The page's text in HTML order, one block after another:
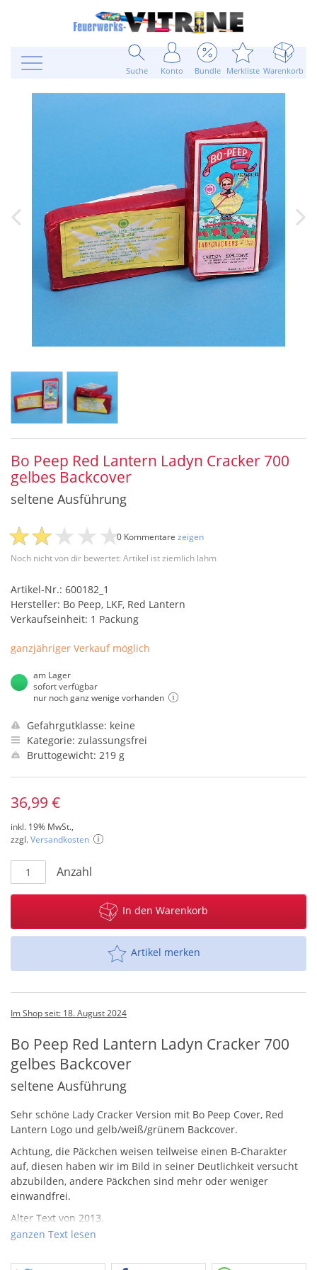
Suche Konto Bundle Merkliste Warenkorb
Bo Peep Red Lantern Ladyn Cracker 700
gelbes Backcover
seltene Ausführung
Noch nicht von dir bewertet: Artikel ist ziemlich lahm
0 Kommentare zeigen
Artikel-Nr.: 600182_1
Hersteller: Bo Peep, LKF, Red Lantern
Verkaufseinheit: 1 Packung
ganzjähriger Verkauf möglich
am Lager
sofort verfügbar
nur noch ganz wenige vorhanden
Gefahrgutklasse: keine
Kategorie: zulassungsfrei
Bruttogewicht: 219 g
36,99 €
inkl. 19% MwSt.,
zzgl.Versandkosten
Anzahl
In den Warenkorb
Artikel merken
Im Shop seit: 18. August 2024
Bo Peep Red Lantern Ladyn Cracker 700
gelbes Backcover
seltene Ausführung
Sehr schöne Lady Cracker Version mit Bo Peep Cover, Red
Lantern Logo und gelb/weiß/grünem Backcover.
Achtung, die Päckchen weisen teilweise einen B-Charakter
auf, diesen haben wir im Bild in seiner Deutlichkeit versucht
abzubilden, andere Päckchen sind mehr oder weniger
einwandfrei.
Alter Text von 2013.
Wunderschöne, alte
Das Alter lässt sich von uns auf Ende der 80er/Anfang 90er
ganzen Text lesen